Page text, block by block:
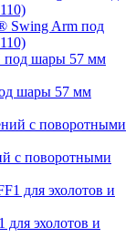
Swing Arm под
шары 57 мм
с поворотными
эхолотов и